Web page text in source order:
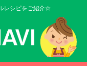
レシピをご紹介☆